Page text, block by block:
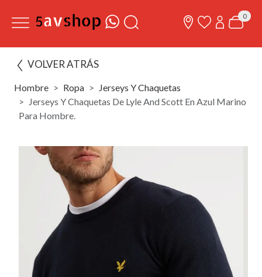
0
VOLVER ATRÁS
Hombre Ropa
Jerseys Y Chaquetas
Jerseys Y Chaquetas De Lyle And Scott En Azul Marino
Para Hombre.